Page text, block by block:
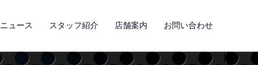
ニュース スタッフ紹介 店舗案内 お問い合わせ